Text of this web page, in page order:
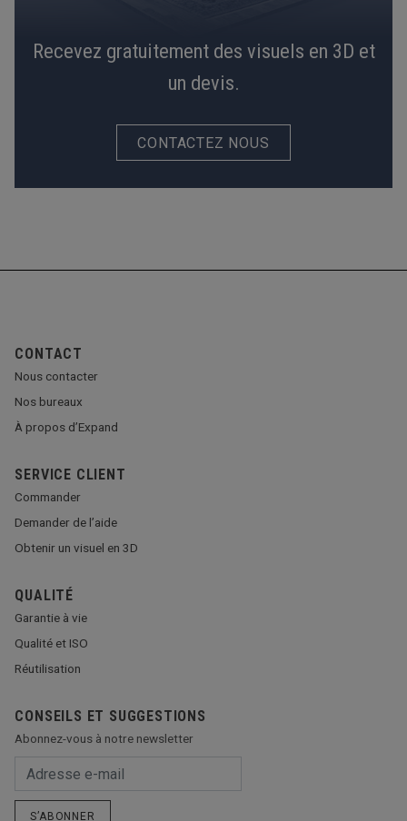
Recevez gratuitement des visuels en 3D et
un devis.
CONTACTEZ NOUS
CONTACT
Nous contacter
Nos bureaux
À propos d’Expand
SERVICE CLIENT
Commander
Demander de l’aide
Obtenir un visuel en 3D
QUALITÉ
Garantie à vie
Qualité et ISO
Réutilisation
CONSEILS ET SUGGESTIONS
Abonnez-vous à notre newsletter
S’ABONNER